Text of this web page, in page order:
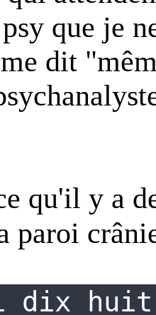
que je
dit
qu'il y a
paroi
dix